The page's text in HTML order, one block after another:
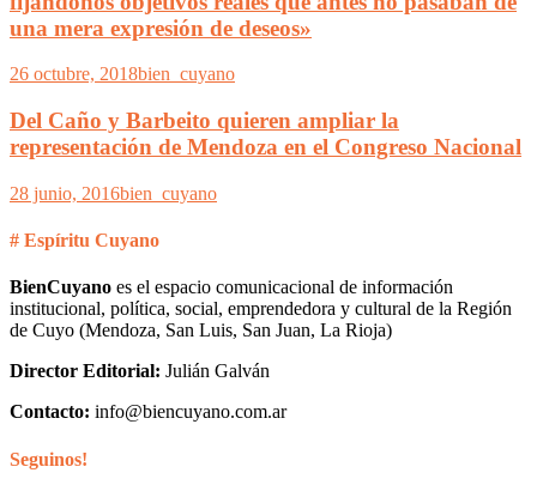
una mera expresión de deseos»
26 octubre, 2018bien_cuyano
Del Caño y Barbeito quieren ampliar la
representación de Mendoza en el Congreso Nacional
28 junio, 2016bien_cuyano
# Espíritu Cuyano
BienCuyano es el espacio comunicacional de información
institucional, política, social, emprendedora y cultural de la Región
de Cuyo (Mendoza, San Luis, San Juan, La Rioja)
Director Editorial: Julián Galván
Contacto: info@biencuyano.com.ar
Seguinos!